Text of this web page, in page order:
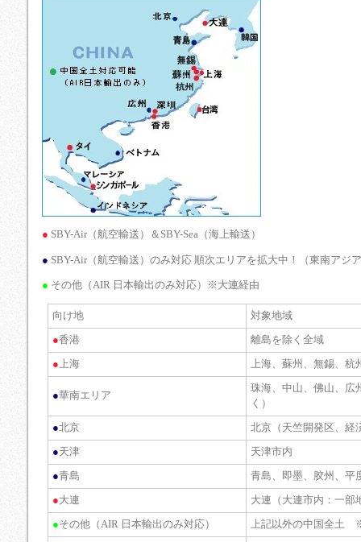
● SBY-Air（航空輸送）＆SBY-Sea（海上輸送）
● SBY-Air（航空輸送）のみ対応 順次エリアを拡大中！（東南アジ
● その他（AIR 日本輸出のみ対応）※大連経由
向け地 対象地域
●香港 離島を除く全域
●上海 上海、蘇州、無錫、杭
●華南エリア
珠海、中山、佛山、広
く）
●北京 北京（天竺開発区、経
●天津 天津市内
●青島 青島、即墨、胶州、平
●大連 大連（大連市内：一部
●その他（AIR 日本輸出のみ対応） 上記以外の中国全土